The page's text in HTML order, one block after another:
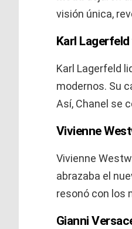
visión única,
Karl
Karl Lagerfeld
modernos. Su
Así, Chanel se
Vivienne
Vivienne
abrazaba el
resonó con los
Gianni